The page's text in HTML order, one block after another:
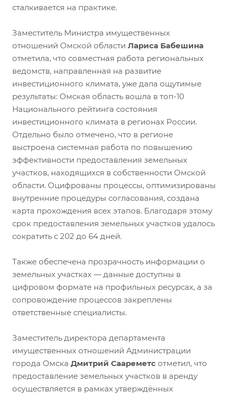
сталкивается на практике.
Заместитель Министра имущественных
отношений Омской области Лариса Бабешина
отметила, что совместная работа региональных
ведомств, направленная на развитие
инвестиционного климата, уже дала ощутимые
результаты: Омская область вошла в топ-10
Национального рейтинга состояния
инвестиционного климата в регионах России.
Отдельно было отмечено, что в регионе
выстроена системная работа по повышению
эффективности предоставления земельных
участков, находящихся в собственности Омской
области. Оцифрованы процессы, оптимизированы
внутренние процедуры согласования, создана
карта прохождения всех этапов. Благодаря этому
срок предоставления земельных участков удалось
сократить с 202 до 64 дней.
Также обеспечена прозрачность информации о
земельных участках — данные доступны в
цифровом формате на профильных ресурсах, а за
сопровождение процессов закреплены
ответственные специалисты.
Заместитель директора департамента
имущественных отношений Администрации
города Омска Дмитрий Саареметс отметил, что
предоставление земельных участков в аренду
осуществляется в рамках утверждённых